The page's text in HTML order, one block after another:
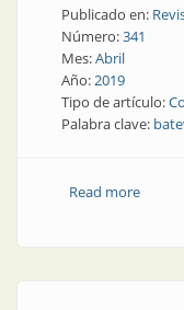
Publicado en:
Número:341
Mes:Abril
Año:2019
Tipo de artículo:
Palabra clave:
Read moreabout